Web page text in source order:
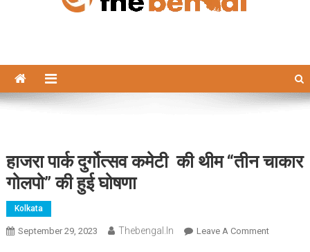
हाजरा पार्क दुर्गोत्सव कमेटी की थीम “तीन चाकार
गोलपो” की हुई घोषणा
Kolkata
September 29, 2023 Thebengal.in Leave A CommentOn